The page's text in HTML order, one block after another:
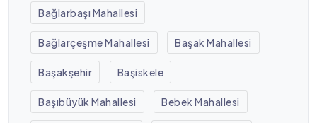
Bağlarbaşı Mahallesi
Bağlarçeşme Mahallesi Başak Mahallesi
Başakşehir Başiskele
Başıbüyük Mahallesi Bebek Mahallesi